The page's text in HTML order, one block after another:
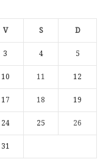
V S D
3 4 5
10 11 12
17 18 19
24 25 26
31